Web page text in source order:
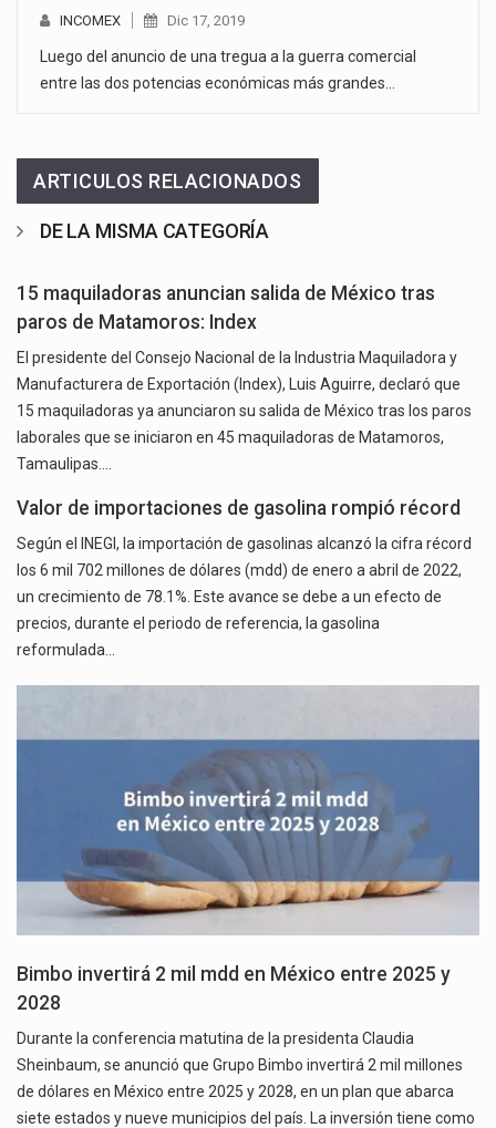
INCOMEX Dic 17, 2019
Luego del anuncio de una tregua a la guerra comercial
entre las dos potencias económicas más grandes…
ARTICULOS RELACIONADOS
DE LA MISMA CATEGORÍA
15 maquiladoras anuncian salida de México tras
paros de Matamoros: Index
El presidente del Consejo Nacional de la Industria Maquiladora y
Manufacturera de Exportación (Index), Luis Aguirre, declaró que
15 maquiladoras ya anunciaron su salida de México tras los paros
laborales que se iniciaron en 45 maquiladoras de Matamoros,
Tamaulipas.…
Valor de importaciones de gasolina rompió récord
Según el INEGI, la importación de gasolinas alcanzó la cifra récord
los 6 mil 702 millones de dólares (mdd) de enero a abril de 2022,
un crecimiento de 78.1%. Este avance se debe a un efecto de
precios, durante el periodo de referencia, la gasolina
reformulada…
Bimbo invertirá 2 mil mdd en México entre 2025 y
2028
Durante la conferencia matutina de la presidenta Claudia
Sheinbaum, se anunció que Grupo Bimbo invertirá 2 mil millones
de dólares en México entre 2025 y 2028, en un plan que abarca
siete estados y nueve municipios del país. La inversión tiene como